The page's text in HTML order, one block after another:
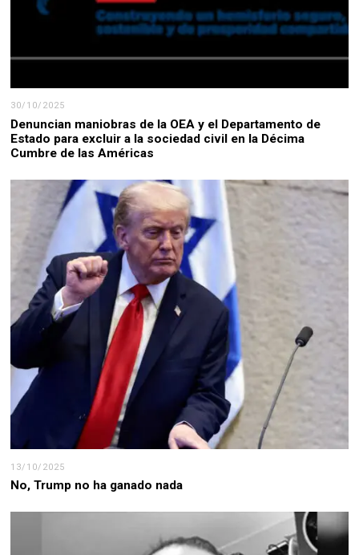
30/10/2025
Denuncian maniobras de la OEA y el Departamento de
Estado para excluir a la sociedad civil en la Décima
Cumbre de las Américas
13/10/2025
No, Trump no ha ganado nada